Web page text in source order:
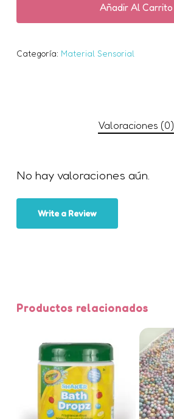
Añadir Al Carrito
Categoría: Material Sensorial
Valoraciones (0)
No hay valoraciones aún.
Write a Review
Productos relacionados
que comente.